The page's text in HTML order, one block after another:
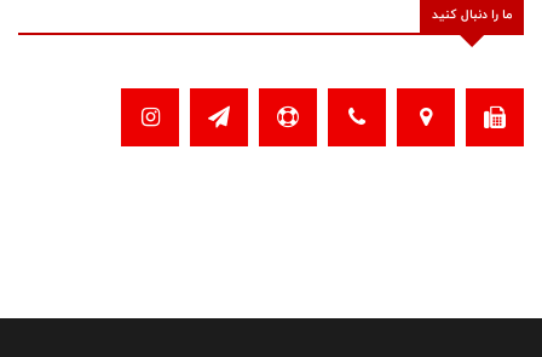
ما را دنبال کنید